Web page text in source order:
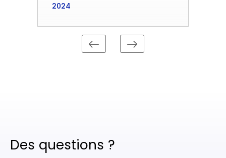
2024
Des questions ?